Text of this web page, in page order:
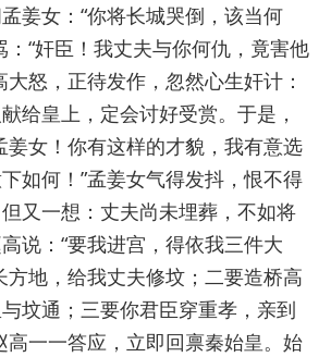
姜女：“你将长城哭倒，该当何
：“奸臣！我丈夫与你何仇，竟害他
大怒，正待发作，忽然心生奸计：
给皇上，定会讨好受赏。于是，
姜女！你有这样的才貌，我有意选
如何！”孟姜女气得发抖，恨不得
又一想：丈夫尚未埋葬，不如将
说：“要我进宫，得依我三件大
方地，给我丈夫修坟；二要造桥高
坟通；三要你君臣穿重孝，亲到
高一一答应，立即回禀秦始皇。始